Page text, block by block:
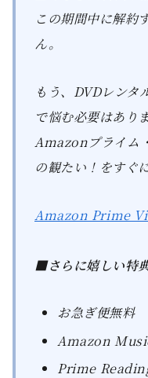
この期間中に解約
ん。
もう、DVDレンタ
で悩む必要はあり
Amazonプライム
の観たい！をすぐ
Amazon Prime
■さらに嬉しい特
お急ぎ便無料
Amazon
Prime